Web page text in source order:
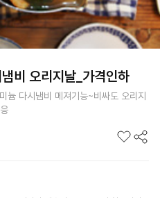
비 오리지날_가격인하
늄 다시냄비 메져기능~비싸도 오리지